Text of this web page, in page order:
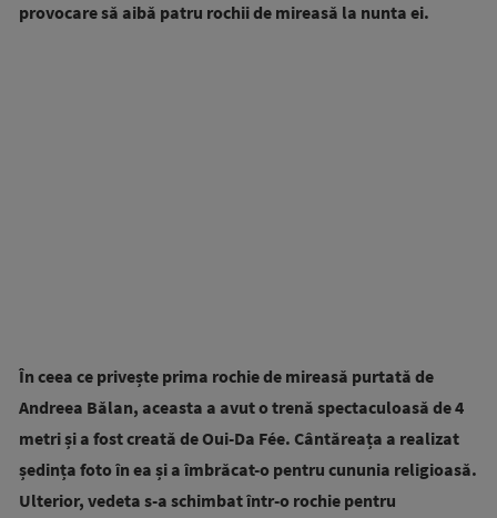
provocare să aibă patru rochii de mireasă la nunta ei.
În ceea ce privește prima rochie de mireasă purtată de
Andreea Bălan, aceasta a avut o trenă spectaculoasă de 4
metri și a fost creată de Oui-Da Fée. Cântăreața a realizat
ședința foto în ea și a îmbrăcat-o pentru cununia religioasă.
Ulterior, vedeta s-a schimbat într-o rochie pentru